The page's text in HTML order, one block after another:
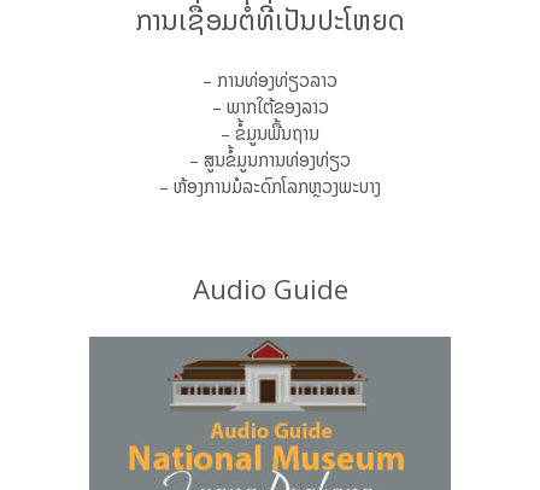
ການເຊື່ອມຕໍ່ທີ່ເປັນປະໂຫຍດ
– ການທ່ອງທ່ຽວລາວ
– ພາກໃຕ້ຂອງລາວ
– ຂໍ້ມູນພື້ນຖານ
– ສູນຂໍ້ມູນການທ່ອງທ່ຽວ
– ຫ້ອງການມໍລະດົກໂລກຫຼວງພະບາງ
Audio Guide